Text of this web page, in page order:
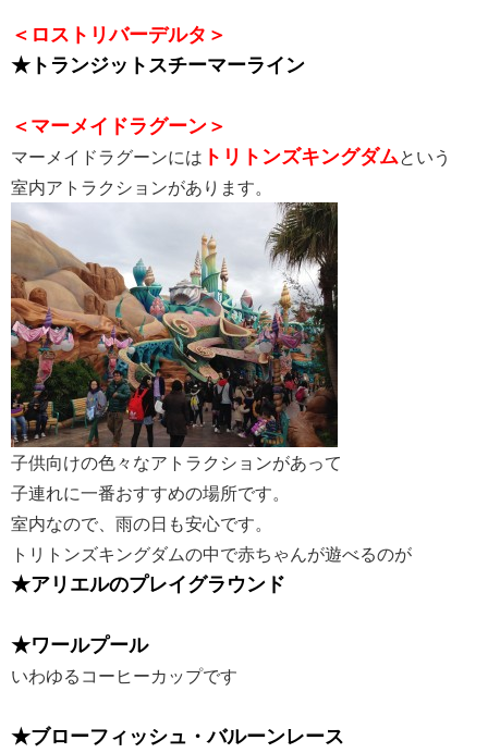
＜ロストリバーデルタ＞
★トランジットスチーマーライン
＜マーメイドラグーン＞
マーメイドラグーンには トリトンズキングダム という
室内アトラクションがあります。
子供向けの色々なアトラクションがあって
子連れに一番おすすめの場所です。
室内なので、雨の日も安心です。
トリトンズキングダムの中で赤ちゃんが遊べるのが
★アリエルのプレイグラウンド
★ワールプール
いわゆるコーヒーカップです
★ブローフィッシュ・バルーンレース